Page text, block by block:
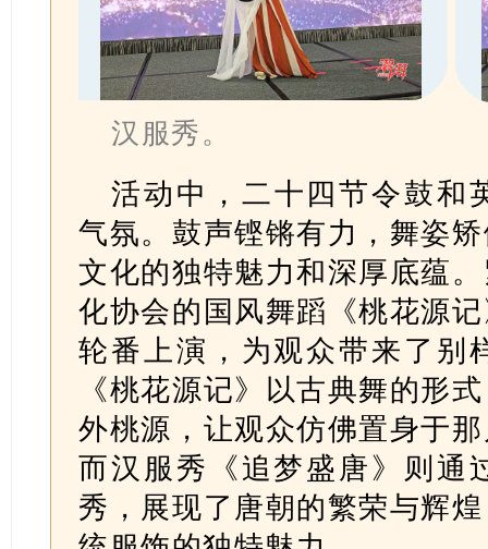
汉服秀。
活动中，二十四节令鼓和
气氛。鼓声铿锵有力，舞姿
文化的独特魅力和深厚底蕴
化协会的国风舞蹈《桃花源
轮番上演，为观众带来了别
《桃花源记》以古典舞的形
外桃源，让观众仿佛置身于
而汉服秀《追梦盛唐》则通
秀，展现了唐朝的繁荣与辉